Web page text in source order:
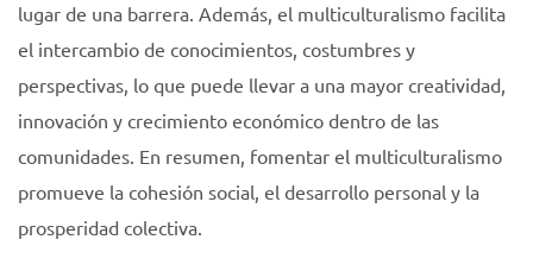
lugar de una barrera. Además, el multiculturalismo facilita
el intercambio de conocimientos, costumbres y
perspectivas, lo que puede llevar a una mayor creatividad,
innovación y crecimiento económico dentro de las
comunidades. En resumen, fomentar el multiculturalismo
promueve la cohesión social, el desarrollo personal y la
prosperidad colectiva.